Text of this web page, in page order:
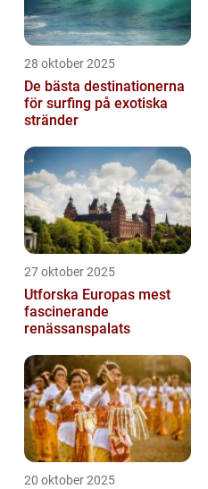
28 oktober 2025
De bästa destinationerna
för surfing på exotiska
stränder
27 oktober 2025
Utforska Europas mest
fascinerande
renässanspalats
20 oktober 2025